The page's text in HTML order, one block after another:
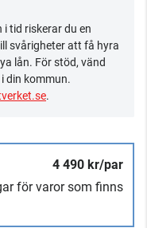
tid riskerar du en
svårigheter att få hyra
lån. För stöd, vänd
din kommun.
.
4 490 kr/par
för varor som finns